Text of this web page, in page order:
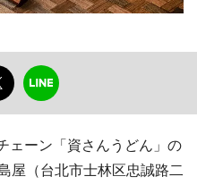
ェーン「資さんうどん」の
屋（台北市士林区忠誠路二